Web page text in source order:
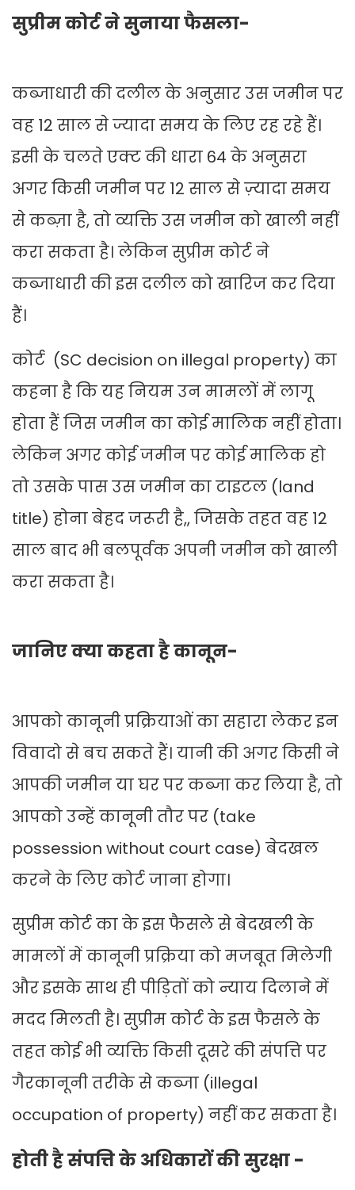
सुप्रीम कोर्ट ने सुनाया फैसला-
कब्जाधारी की दलील के अनुसार उस जमीन पर
वह 12 साल से ज्यादा समय के लिए रह रहे हैं।
इसी के चलते एक्ट की धारा 64 के अनुसरा
अगर किसी जमीन पर 12 साल से ज़्यादा समय
से कब्ज़ा है, तो व्यक्ति उस जमीन को खाली नहीं
करा सकता है। लेकिन सुप्रीम कोर्ट ने
कब्जाधारी की इस दलील को खारिज कर दिया
हैं।
कोर्ट (SC decision on illegal property) का
कहना है कि यह नियम उन मामलों में लागू
होता हैं जिस जमीन का कोई मालिक नहीं होता।
लेकिन अगर कोई जमीन पर कोई मालिक हो
तो उसके पास उस जमीन का टाइटल (land
title) होना बेहद जरूरी है,, जिसके तहत वह 12
साल बाद भी बलपूर्वक अपनी जमीन को खाली
करा सकता है।
जानिए क्या कहता है कानून-
आपको कानूनी प्रक्रियाओं का सहारा लेकर इन
विवादो से बच सकते हैं। यानी की अगर किसी ने
आपकी जमीन या घर पर कब्जा कर लिया है, तो
आपको उन्हें कानूनी तौर पर (take
possession without court case) बेदखल
करने के लिए कोर्ट जाना होगा।
सुप्रीम कोर्ट का के इस फैसले से बेदखली के
मामलों में कानूनी प्रक्रिया को मजबूत मिलेगी
और इसके साथ ही पीड़ितों को न्याय दिलाने में
मदद मिलती है। सुप्रीम कोर्ट के इस फैसले के
तहत कोई भी व्यक्ति किसी दूसरे की संपत्ति पर
गैरकानूनी तरीके से कब्जा (illegal
occupation of property) नहीं कर सकता है।
होती है संपत्ति के अधिकारों की सुरक्षा -